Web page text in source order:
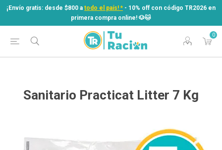
¡Envío gratis: desde $800 a todo el país! * - 10% off con código TR2026 en
primera compra online! ​🐶​🐱
0
¡Envío gratis: desde $800 atodo el país! *
- 10% off con código TR2026 en
primera compra online! ​🐶​🐱
Sanitario Practicat Litter 7 Kg